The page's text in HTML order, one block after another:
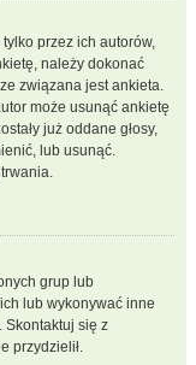
przez ich autorów,
należy dokonać
związana jest ankieta.
może usunąć ankietę
już oddane głosy,
lub usunąć.
grup lub
lub wykonywać inne
się z
przydzielił.